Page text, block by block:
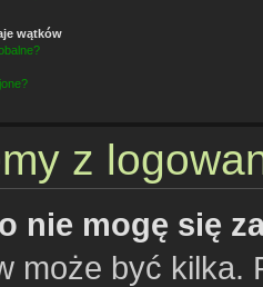
wątków
z
nie mogę się
może być kilka.